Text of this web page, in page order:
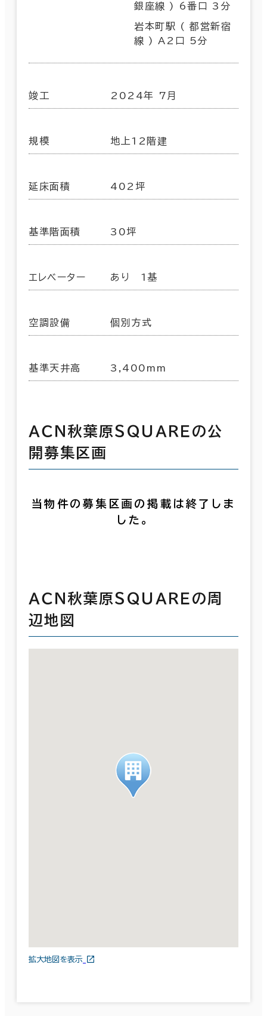
銀座線 ) 6番口 3分
岩本町駅 ( 都営新宿
線 ) A2口 5分
竣工 2024年 7月
規模 地上12階建
延床面積 402坪
基準階面積 30坪
エレベーター あり 1基
空調設備 個別方式
基準天井高 3,400mm
ＡＣＮ秋葉原ＳＱＵＡＲＥの公
開募集区画
当物件の募集区画の掲載は終了しま
した。
ＡＣＮ秋葉原ＳＱＵＡＲＥの周
辺地図
拡大地図を表示